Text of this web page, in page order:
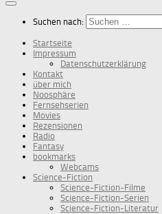
Suchen nach:
Startseite
Impressum
Datenschutzerklärung
Kontakt
über mich
Noosphäre
Fernsehserien
Movies
Rezensionen
Radio
Fantasy
bookmarks
Webcams
Science-Fiction
Science-Fiction-Filme
Science-Fiction-Serien
Science-Fiction-Literatur